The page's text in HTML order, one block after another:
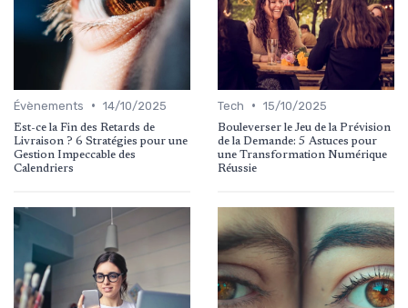
Évènements • 14/10/2025
Est-ce la Fin des Retards de
Livraison ? 6 Stratégies pour une
Gestion Impeccable des
Calendriers
Tech • 15/10/2025
Bouleverser le Jeu de la Prévision
de la Demande: 5 Astuces pour
une Transformation Numérique
Réussie